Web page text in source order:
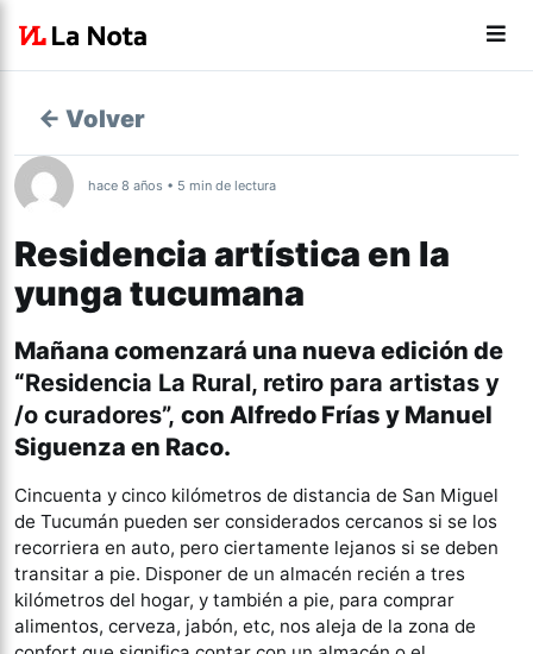
← Volver
hace 8 años • 5 min de lectura
Residencia artística en la
yunga tucumana
Mañana comenzará una nueva edición de
“Residencia La Rural, retiro para artistas y
/o curadores”, con Alfredo Frías y Manuel
Siguenza en Raco.
Cincuenta y cinco kilómetros de distancia de San Miguel
de Tucumán pueden ser considerados cercanos si se los
recorriera en auto, pero ciertamente lejanos si se deben
transitar a pie. Disponer de un almacén recién a tres
kilómetros del hogar, y también a pie, para comprar
alimentos, cerveza, jabón, etc, nos aleja de la zona de